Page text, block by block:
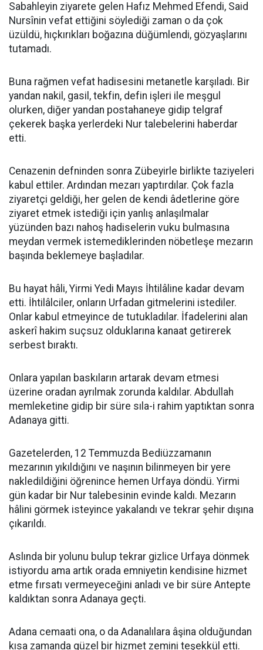
Sabahleyin ziyarete gelen Hafız Mehmed Efendi, Said
Nursînin vefat ettiğini söylediği zaman o da çok
üzüldü, hıçkırıkları boğazına düğümlendi, gözyaşlarını
tutamadı.
Buna rağmen vefat hadisesini metanetle karşıladı. Bir
yandan nakil, gasil, tekfin, defin işleri ile meşgul
olurken, diğer yandan postahaneye gidip telgraf
çekerek başka yerlerdeki Nur talebelerini haberdar
etti.
Cenazenin defninden sonra Zübeyirle birlikte taziyeleri
kabul ettiler. Ardından mezarı yaptırdılar. Çok fazla
ziyaretçi geldiği, her gelen de kendi âdetlerine göre
ziyaret etmek istediği için yanlış anlaşılmalar
yüzünden bazı nahoş hadiselerin vuku bulmasına
meydan vermek istemediklerinden nöbetleşe mezarın
başında beklemeye başladılar.
Bu hayat hâli, Yirmi Yedi Mayıs İhtilâline kadar devam
etti. İhtilâlciler, onların Urfadan gitmelerini istediler.
Onlar kabul etmeyince de tutukladılar. İfadelerini alan
askerî hakim suçsuz olduklarına kanaat getirerek
serbest bıraktı.
Onlara yapılan baskıların artarak devam etmesi
üzerine oradan ayrılmak zorunda kaldılar. Abdullah
memleketine gidip bir süre sıla-i rahim yaptıktan sonra
Adanaya gitti.
Gazetelerden, 12 Temmuzda Bediüzzamanın
mezarının yıkıldığını ve naşının bilinmeyen bir yere
nakledildiğini öğrenince hemen Urfaya döndü. Yirmi
gün kadar bir Nur talebesinin evinde kaldı. Mezarın
hâlini görmek isteyince yakalandı ve tekrar şehir dışına
çıkarıldı.
Aslında bir yolunu bulup tekrar gizlice Urfaya dönmek
istiyordu ama artık orada emniyetin kendisine hizmet
etme fırsatı vermeyeceğini anladı ve bir süre Antepte
kaldıktan sonra Adanaya geçti.
Adana cemaati ona, o da Adanalılara âşina olduğundan
kısa zamanda güzel bir hizmet zemini teşekkül etti.